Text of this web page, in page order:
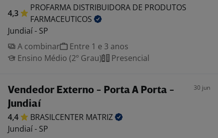
4,3
PROFARMA DISTRIBUIDORA DE PRODUTOS
FARMACEUTICOS
Jundiaí - SP
A combinar
Entre 1 e 3 anos
Ensino Médio (2º Grau)
Presencial
Vendedor Externo - Porta A Porta -
Jundiaí
30 jun
4,4 BRASILCENTER MATRIZ
Jundiaí - SP